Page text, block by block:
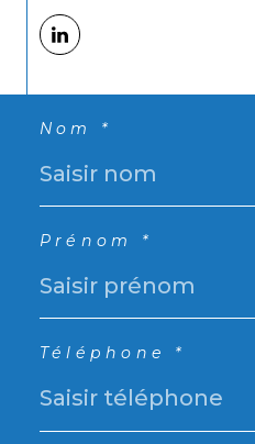
Nom *
Prénom *
Téléphone *